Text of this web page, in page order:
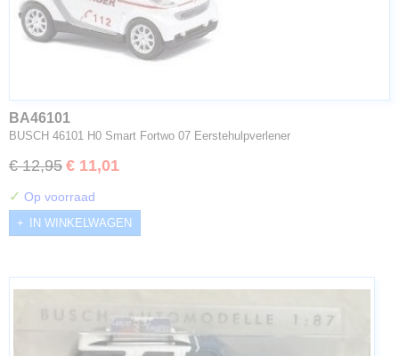
BA46101
BUSCH 46101 H0 Smart Fortwo 07 Eerstehulpverlener
€ 12,95 € 11,01
✓ Op voorraad
IN WINKELWAGEN